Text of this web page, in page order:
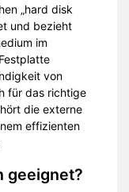
„hard disk
und bezieht
im
von
für das richtige
die externe
effizienten
geeignet?